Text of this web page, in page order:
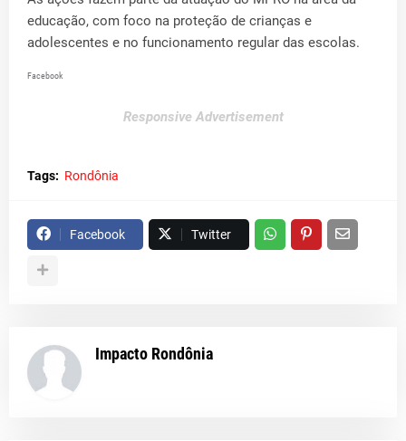
educação, com foco na proteção de crianças e
adolescentes e no funcionamento regular das escolas.
Facebook
Responsive Advertisement
Tags: Rondônia
Facebook Twitter
Impacto Rondônia